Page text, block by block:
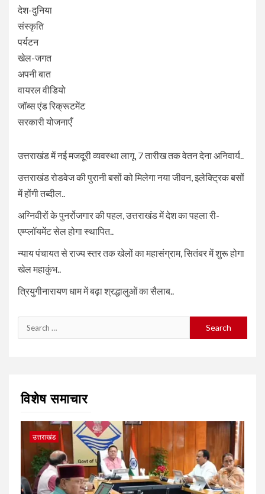
देश-दुनिया
संस्कृति
पर्यटन
खेल-जगत
अपनी बात
वायरल वीडियो
जॉब्स एंड रिक्रूटमेंट
सरकारी योजनाएँ
उत्तराखंड में नई मजदूरी व्यवस्था लागू, 7 तारीख तक वेतन देना अनिवार्य..
उत्तराखंड रोडवेज की पुरानी बसों को मिलेगा नया जीवन, इलेक्ट्रिक बसों
में होंगी तब्दील..
अग्निवीरों के पुनर्रोजगार की पहल, उत्तराखंड में देश का पहला री-
एम्प्लॉयमेंट सेल होगा स्थापित..
न्याय पंचायत से राज्य स्तर तक खेलों का महासंग्राम, सितंबर में शुरू होगा
खेल महाकुंभ..
त्रियुगीनारायण धाम में बढ़ा श्रद्धालुओं का सैलाब..
Search
for:
विशेष समाचार
उत्तराखंड